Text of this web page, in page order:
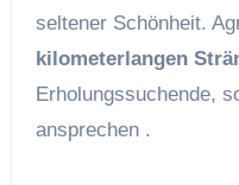
seltener Schönheit.
kilometerlangen
Erholungssuchende,
ansprechen .